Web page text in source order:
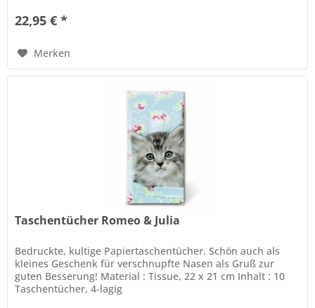
22,95 € *
Merken
Taschentücher Romeo & Julia
Bedruckte, kultige Papiertaschentücher. Schön auch als
kleines Geschenk für verschnupfte Nasen als Gruß zur
guten Besserung! Material : Tissue, 22 x 21 cm Inhalt : 10
Taschentücher, 4-lagig